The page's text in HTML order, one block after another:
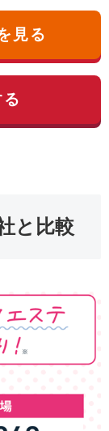
見る
と比較